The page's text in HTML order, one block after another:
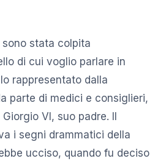
sono stata colpita
di cui voglio parlare in
rappresentato dalla
parte di medici e consiglieri,
VI, suo padre. Il
i segni drammatici della
ucciso, quando fu deciso